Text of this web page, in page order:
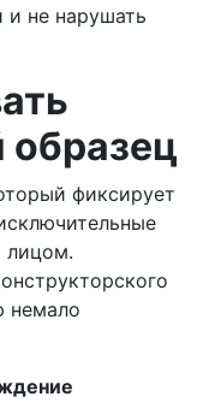
и не нарушать
фиксирует
лицом.
немало